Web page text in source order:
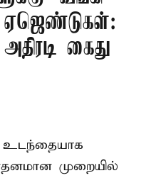
ஏஜெண்டுகள்:
கைது
உடந்தையாக
முறையில்